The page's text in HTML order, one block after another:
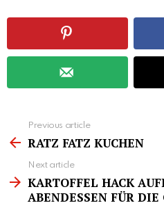
more
Previous article
RATZ FATZ KUCHEN
Next article
KARTOFFEL HACK
ABENDESSEN FÜR